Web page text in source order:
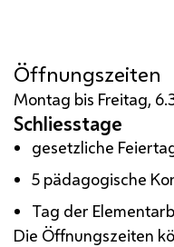
Öffnungszeiten
Montag bis Freitag,
Schliesstage
gesetzliche
5 pädagogische
Tag der
Die Öffnungszeiten